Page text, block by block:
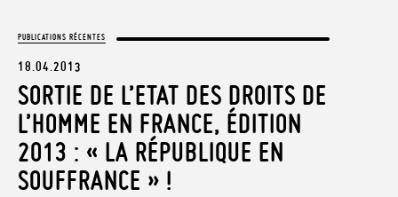
PUBLICATIONS RÉCENTES
18.04.2013
SORTIE DE L’ETAT DES DROITS DE
L’HOMME EN FRANCE, ÉDITION
2013 : « LA RÉPUBLIQUE EN
SOUFFRANCE » !